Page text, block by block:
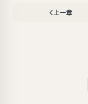
上一章